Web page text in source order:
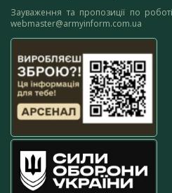
Зауваження та пропозиції по
webmaster@armyinform.com.ua